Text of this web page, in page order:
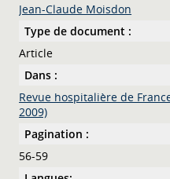
Jean-Claude Moisdon
Type de document :
Article
Dans :
Revue hospitalière de
2009)
Pagination :
56-59